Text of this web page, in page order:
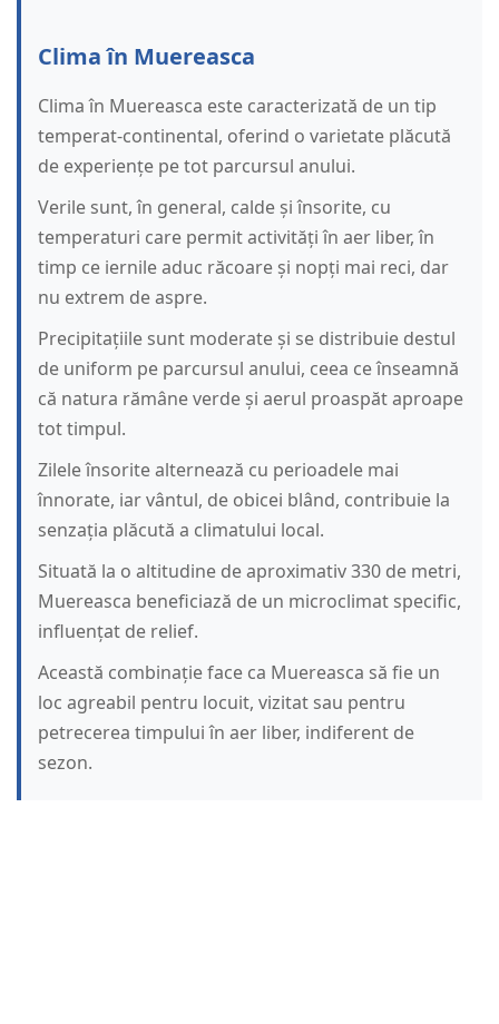
Clima în Muereasca
Clima în Muereasca este caracterizată de un tip
temperat-continental, oferind o varietate plăcută
de experiențe pe tot parcursul anului.
Verile sunt, în general, calde și însorite, cu
temperaturi care permit activități în aer liber, în
timp ce iernile aduc răcoare și nopți mai reci, dar
nu extrem de aspre.
Precipitațiile sunt moderate și se distribuie destul
de uniform pe parcursul anului, ceea ce înseamnă
că natura rămâne verde și aerul proaspăt aproape
tot timpul.
Zilele însorite alternează cu perioadele mai
înnorate, iar vântul, de obicei blând, contribuie la
senzația plăcută a climatului local.
Situată la o altitudine de aproximativ 330 de metri,
Muereasca beneficiază de un microclimat specific,
influențat de relief.
Această combinație face ca Muereasca să fie un
loc agreabil pentru locuit, vizitat sau pentru
petrecerea timpului în aer liber, indiferent de
sezon.